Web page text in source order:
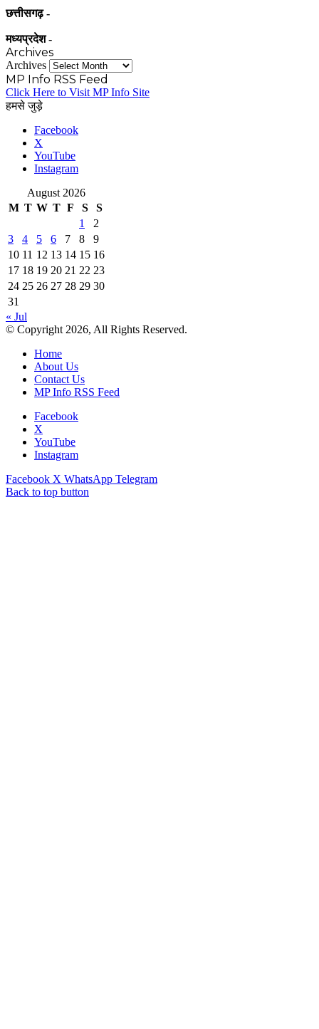
छत्तीसगढ़ -
मध्यप्रदेश -
Archives
Archives
MP Info RSS Feed
Click Here to Visit MP Info Site
हमसे जुड़े
Facebook
X
YouTube
Instagram
August 2026
M T W T F S
S
1
2
3
4 5 6 7 8
9
10 11 12 13 14 15 16
17 18 19 20 21 22 23
24 25 26 27 28 29 30
31
« Jul
© Copyright 2026, All Rights Reserved.
Home
About Us
Contact Us
MP Info RSS Feed
Facebook
X
YouTube
Instagram
Facebook X WhatsApp Telegram
Back to top button